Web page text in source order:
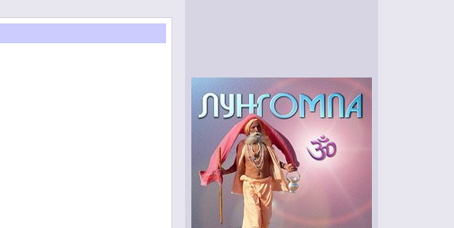
Покоряй горы
Шагни в пространство